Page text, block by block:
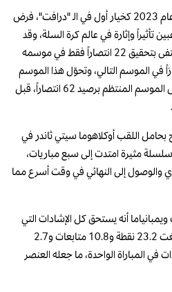
ومنذ انضمامه إلى الدوري الأميركي عام 2023 كخيار أول في الـ "درافت"، فرض
تأثيراً وإثارة في عالم كرة السلة، وقد
انعكس هذا الامر على فريقه الذي اكتفى بتحقيق 22 انتصاراً فقط في موسمه
مع اللاعب الفرنسي، ثم 34 فوزاً في الموسم التالي، وتحوّل هذا الموسم
إلى أحد أقوى فرق الدوري بعدما أنهى الموسم المنتظم برصيد 62 انتصاراً، قبل
بحامل اللقب أوكلاهوما سيتي ثاندر في
مثيرة امتدت إلى سبع مباريات،
والوصول إلى النهائي في وقت أسرع مما
ويمبانياما أنه يستحق كل الإشادات التي
نالها، حيث سجل معدلات مميزة بلغت 23.2 نقطة و10.8 متابعات و2.7
حاسمة، إلى جانب 3.5 صدات في المباراة الواحدة، ما جعله العنصر